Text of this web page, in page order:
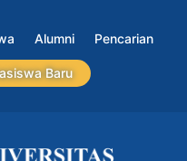
Alumni Pencarian
Baru